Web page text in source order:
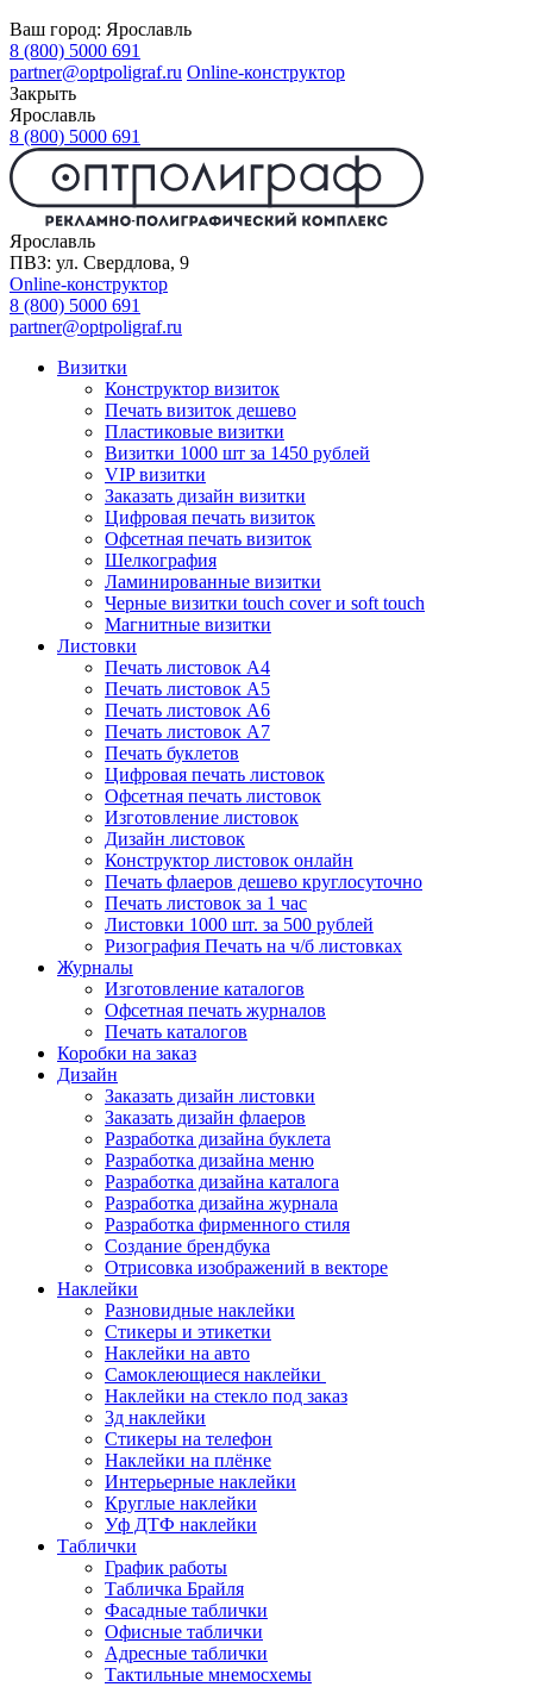
Ваш город: Ярославль
8 (800) 5000 691
partner@optpoligraf.ru Online-конструктор
Закрыть
Ярославль
8 (800) 5000 691
Ярославль
ПВЗ: ул. Свердлова, 9
Online-конструктор
8 (800) 5000 691
partner@optpoligraf.ru
Визитки
Конструктор визиток
Печать визиток дешево
Пластиковые визитки
Визитки 1000 шт за 1450 рублей
VIP визитки
Заказать дизайн визитки
Цифровая печать визиток
Офсетная печать визиток
Шелкография
Ламинированные визитки
Черные визитки touch cover и soft touch
Магнитные визитки
Листовки
Печать листовок А4
Печать листовок А5
Печать листовок А6
Печать листовок А7
Печать буклетов
Цифровая печать листовок
Офсетная печать листовок
Изготовление листовок
Дизайн листовок
Конструктор листовок онлайн
Печать флаеров дешево круглосуточно
Печать листовок за 1 час
Листовки 1000 шт. за 500 рублей
Ризография Печать на ч/б листовках
Журналы
Изготовление каталогов
Офсетная печать журналов
Печать каталогов
Коробки на заказ
Дизайн
Заказать дизайн листовки
Заказать дизайн флаеров
Разработка дизайна буклета
Разработка дизайна меню
Разработка дизайна каталога
Разработка дизайна журнала
Разработка фирменного стиля
Создание брендбука
Отрисовка изображений в векторе
Наклейки
Разновидные наклейки
Стикеры и этикетки
Наклейки на авто
Самоклеющиеся наклейки
Наклейки на стекло под заказ
3д наклейки
Cтикеры на телефон
Наклейки на плёнке
Интерьерные наклейки
Круглые наклейки
Уф ДТФ наклейки
Таблички
График работы
Табличка Брайля
Фасадные таблички
Офисные таблички
Адресные таблички
Тактильные мнемосхемы